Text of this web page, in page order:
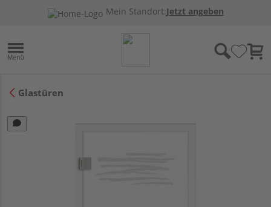
Mein Standort:Jetzt angeben
Glastüren